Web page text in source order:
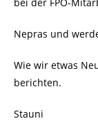
Nepras und
Wie wir etwas
berichten.
Stauni